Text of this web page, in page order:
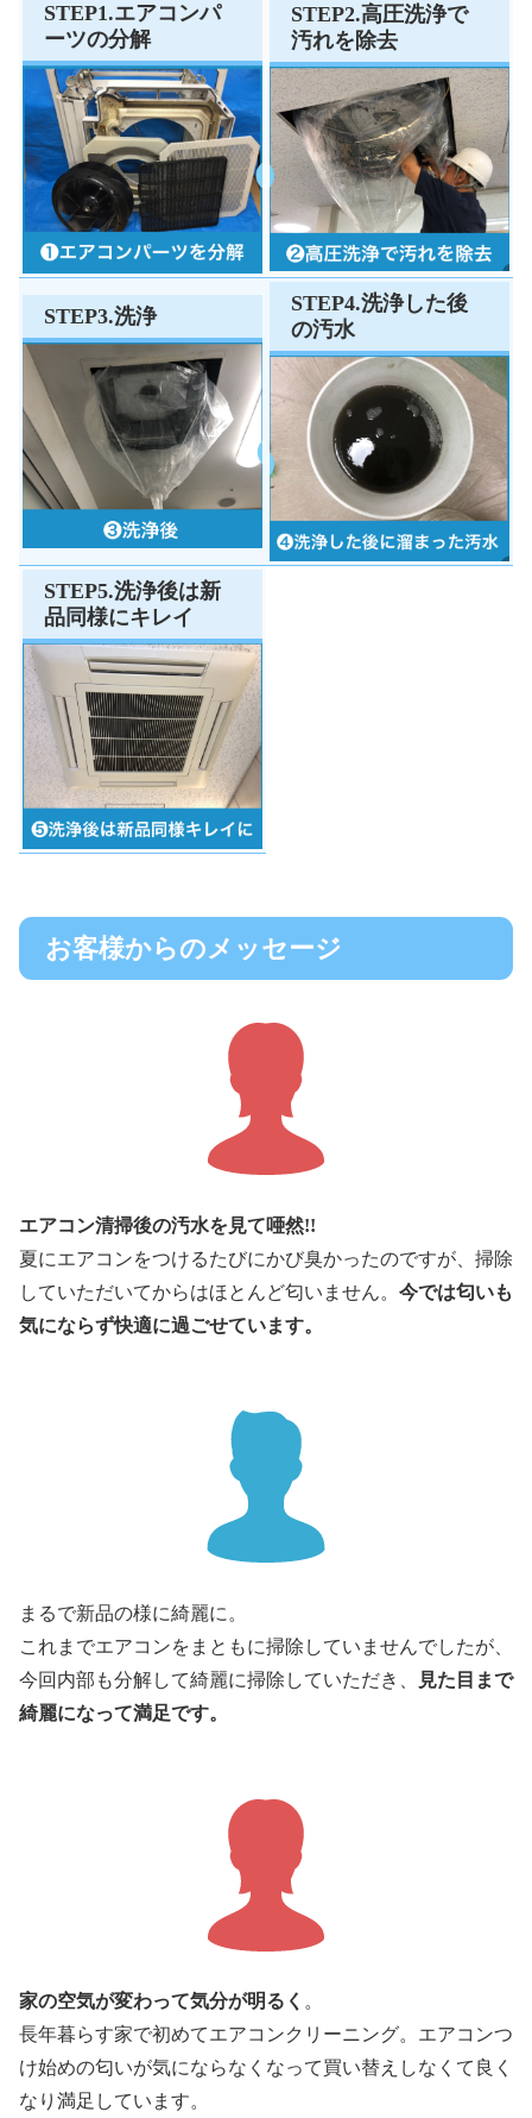
STEP1.エアコンパ
ーツの分解
STEP2.高圧洗浄で
汚れを除去
STEP3.洗浄
STEP4.洗浄した後
の汚水
STEP5.洗浄後は新
品同様にキレイ
お客様からのメッセージ
エアコン清掃後の汚水を見て唖然!!
夏にエアコンをつけるたびにかび臭かったのですが、掃除
していただいてからはほとんど匂いません。 今では匂いも
気にならず快適に過ごせています。
まるで新品の様に綺麗に。
これまでエアコンをまともに掃除していませんでしたが、
今回内部も分解して綺麗に掃除していただき、
見た目まで
綺麗になって満足です。
家の空気が変わって気分が明るく 。
長年暮らす家で初めてエアコンクリーニング。エアコンつ
け始めの匂いが気にならなくなって買い替えしなくて良く
なり満足しています。